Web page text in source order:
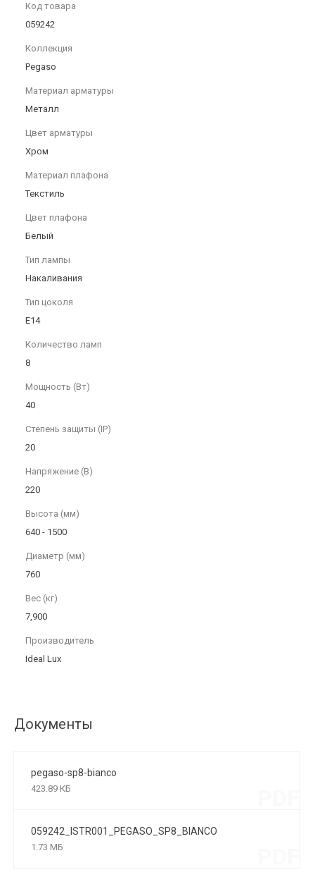
Код товара
059242
Коллекция
Pegaso
Материал арматуры
Металл
Цвет арматуры
Хром
Материал плафона
Текстиль
Цвет плафона
Белый
Тип лампы
Накаливания
Тип цоколя
E14
Количество ламп
8
Мощность (Вт)
40
Степень защиты (IP)
20
Напряжение (В)
220
Высота (мм)
640 - 1500
Диаметр (мм)
760
Вес (кг)
7,900
Производитель
Ideal Lux
Документы
pegaso-sp8-bianco
423.89 КБ
059242_ISTR001_PEGASO_SP8_BIANCO
1.73 МБ